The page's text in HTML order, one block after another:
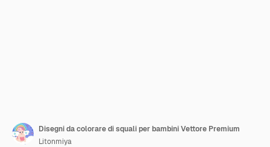
Disegni da colorare di squali per bambini Vettore Premium
Litonmiya